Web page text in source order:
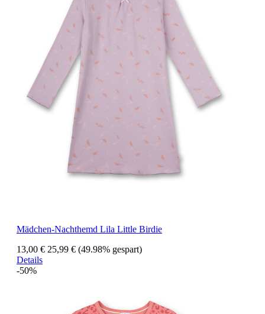
Mädchen-Nachthemd Lila Little Birdie
13,00 € 25,99 € (49.98% gespart)
Details
-50%